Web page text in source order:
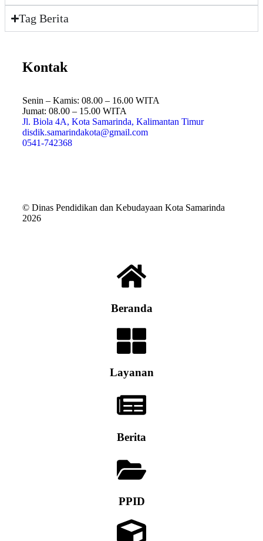
Tag Berita
Kontak
Senin – Kamis: 08.00 – 16.00 WITA
Jumat: 08.00 – 15.00 WITA
Jl. Biola 4A, Kota Samarinda, Kalimantan Timur
disdik.samarindakota@gmail.com
0541-742368
© Dinas Pendidikan dan Kebudayaan Kota Samarinda
2026
Beranda
Layanan
Berita
PPID